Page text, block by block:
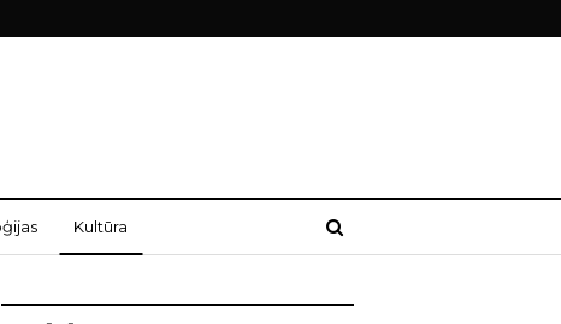
Kultūra